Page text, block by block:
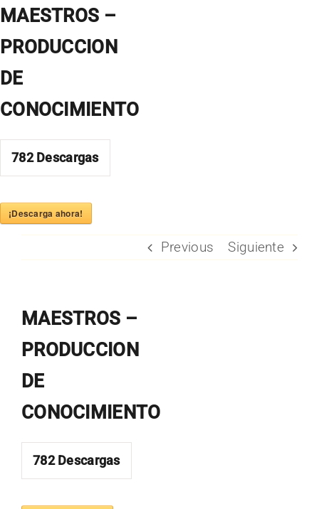
Skip
content
MAESTROS –
PRODUCCION
DE
CONOCIMIENTO
782Descargas
¡Descarga ahora!
Previous Siguiente
MAESTROS –
PRODUCCION
DE
CONOCIMIENTO
782Descargas